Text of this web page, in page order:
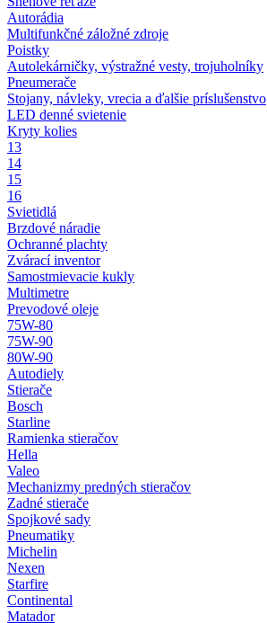
Autorádia
Multifunkčné záložné zdroje
Poistky
Autolekárničky, výstražné vesty, trojuholníky
Pneumerače
Stojany, návleky, vrecia a ďalšie príslušenstvo
LED denné svietenie
Kryty kolies
13
14
15
16
Svietidlá
Brzdové náradie
Ochranné plachty
Zvárací inventor
Samostmievacie kukly
Multimetre
Prevodové oleje
75W-80
75W-90
80W-90
Autodiely
Stierače
Bosch
Starline
Ramienka stieračov
Hella
Valeo
Mechanizmy predných stieračov
Zadné stierače
Spojkové sady
Pneumatiky
Michelin
Nexen
Starfire
Continental
Matador